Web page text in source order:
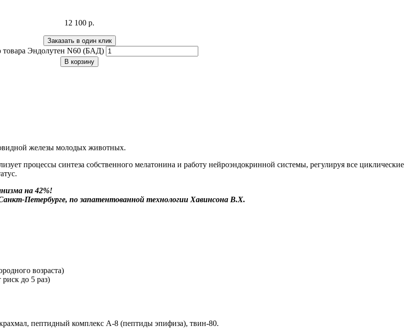
12 100 р.
Заказать в один клик
товара Эндолутен N60 (БАД)
В корзину
железы молодых животных.
процессы синтеза собственного мелатонина и работу нейроэндокринной системы, регулируя все циклические
на 42%!
Петербурге, по запатентованной технологии Хавинсона В.Х.
возраста)
до 5 раз)
пептидный комплекс А-8 (пептиды эпифиза), твин-80.